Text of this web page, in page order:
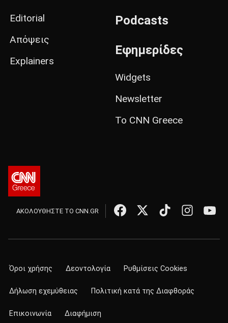
Editorial
Απόψεις
Explainers
Podcasts
Εφημερίδες
Widgets
Newsletter
Το CNN Greece
ΑΚΟΛΟΥΘΗΣΤΕ ΤΟ CNN.GR
Όροι χρήσης Δεοντολογία Ρυθμίσεις Cookies
Δήλωση εχεμύθειας Πολιτική κατά της Διαφθοράς
Επικοινωνία Διαφήμιση